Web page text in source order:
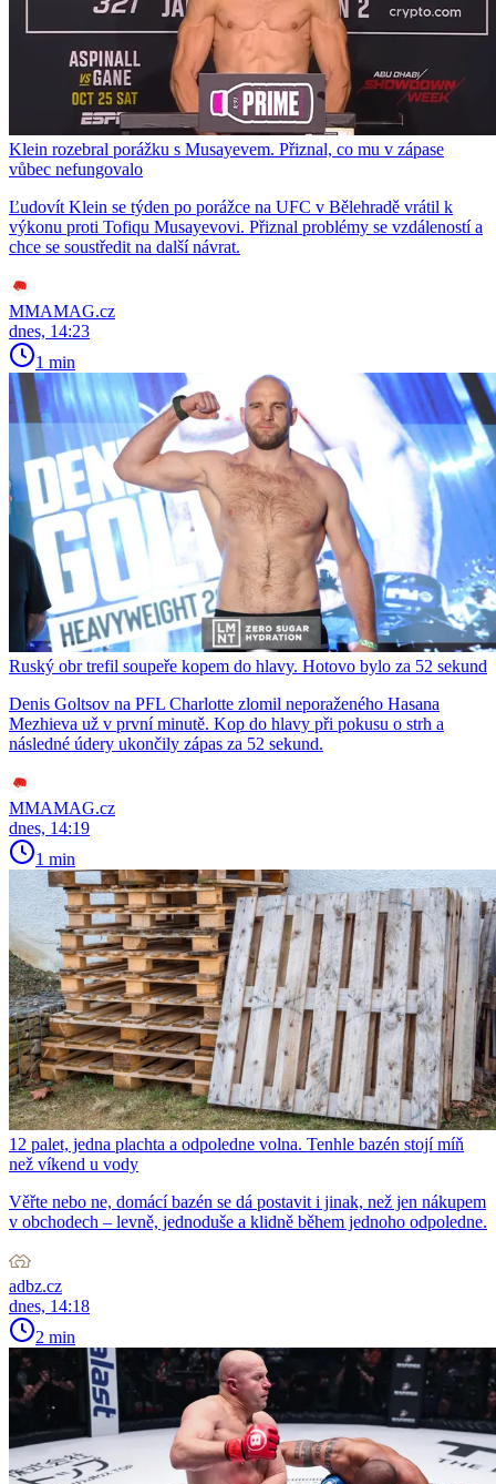
Klein rozebral porážku s Musayevem. Přiznal, co mu v zápase
vůbec nefungovalo
Ľudovít Klein se týden po porážce na UFC v Bělehradě vrátil k
výkonu proti Tofiqu Musayevovi. Přiznal problémy se vzdáleností a
chce se soustředit na další návrat.
MMAMAG.cz
dnes, 14:23
1 min
Ruský obr trefil soupeře kopem do hlavy. Hotovo bylo za 52 sekund
Denis Goltsov na PFL Charlotte zlomil neporaženého Hasana
Mezhieva už v první minutě. Kop do hlavy při pokusu o strh a
následné údery ukončily zápas za 52 sekund.
MMAMAG.cz
dnes, 14:19
1 min
12 palet, jedna plachta a odpoledne volna. Tenhle bazén stojí míň
než víkend u vody
Věřte nebo ne, domácí bazén se dá postavit i jinak, než jen nákupem
v obchodech – levně, jednoduše a klidně během jednoho odpoledne.
adbz.cz
dnes, 14:18
2 min